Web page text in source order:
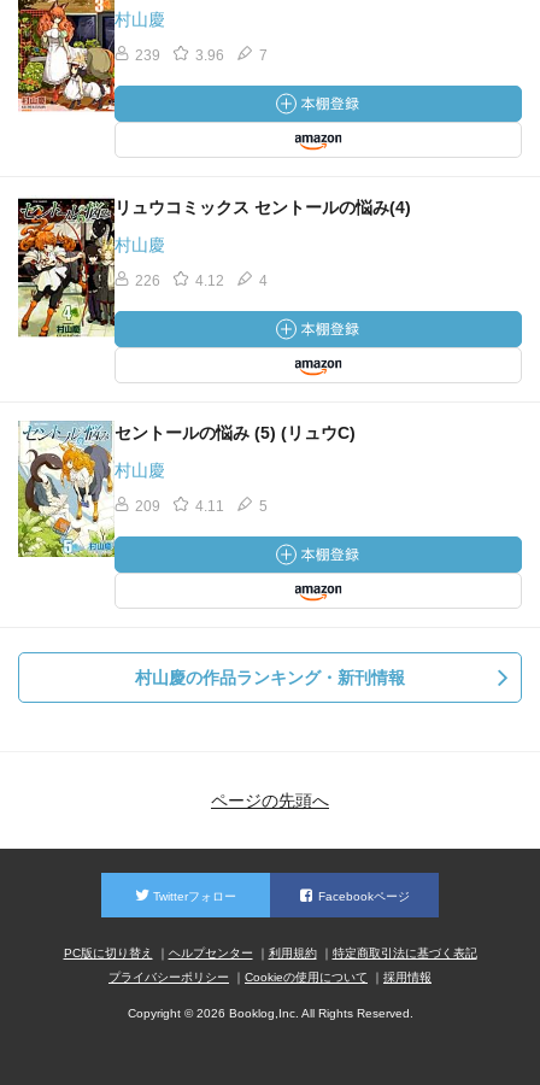
村山慶
239 3.96 7
リュウコミックス セントールの悩み(4)
村山慶
226 4.12 4
セントールの悩み (5) (リュウC)
村山慶
209 4.11 5
村山慶の作品ランキング・新刊情報
ページの先頭へ
Twitterフォロー Facebookページ
PC版に切り替え ヘルプセンター 利用規約
特定商取引法に基づく表記
プライバシーポリシー
Cookieの使用について 採用情報
Copyright © 2026 Booklog,Inc. All Rights Reserved.